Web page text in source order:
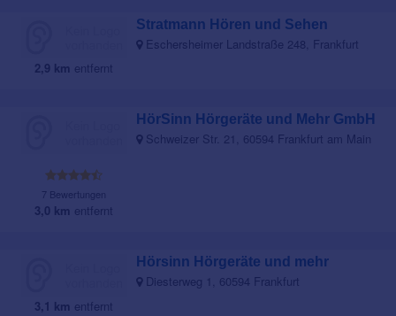
2,9 km entfernt
Stratmann Hören und Sehen
Eschersheimer Landstraße 248, Frankfurt
7 Bewertungen
3,0 km entfernt
HörSinn Hörgeräte und Mehr GmbH
Schweizer Str. 21, 60594 Frankfurt am Main
3,1 km entfernt
Hörsinn Hörgeräte und mehr
Diesterweg 1, 60594 Frankfurt